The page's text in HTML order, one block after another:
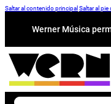
Saltar al contenido principal Saltar al pie
Werner Música
Buscar